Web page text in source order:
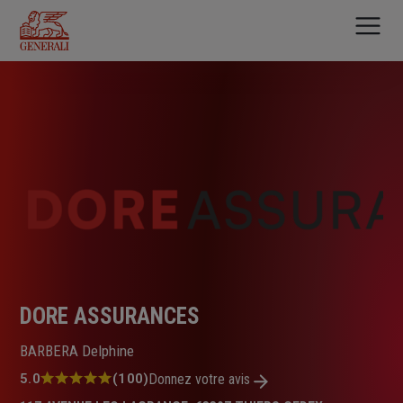
contenu
principal
DORE ASSURANCES
BARBERA Delphine
Note
5.0 (100)Donnez votre avis